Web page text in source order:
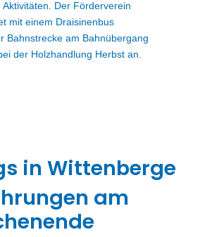
Der Förderverein
mit einem Draisinenbus
Bahnstrecke am Bahnübergang
der Holzhandlung Herbst an.
in Wittenberge
am